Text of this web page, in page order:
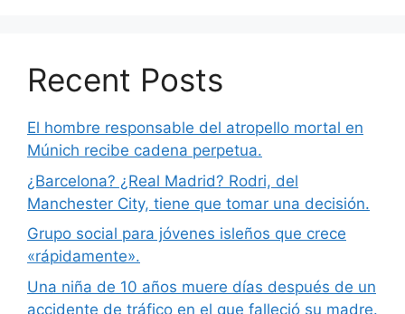
Recent Posts
El hombre responsable del atropello mortal en
Múnich recibe cadena perpetua.
¿Barcelona? ¿Real Madrid? Rodri, del
Manchester City, tiene que tomar una decisión.
Grupo social para jóvenes isleños que crece
«rápidamente».
Una niña de 10 años muere días después de un
accidente de tráfico en el que falleció su madre.